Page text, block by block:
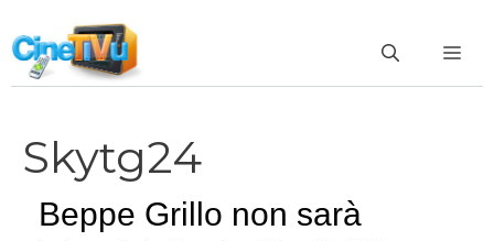
al
contenuto
Skytg24
Beppe Grillo non sarà